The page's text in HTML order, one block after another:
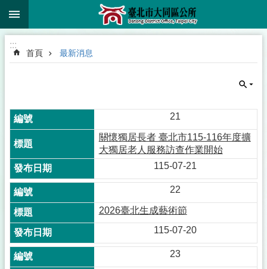
跳到主要內容區塊
:::
首頁 最新消息
21
關懷獨居長者 臺北市115-116年度擴
大獨居老人服務訪查作業開始
115-07-21
22
2026臺北生成藝術節
115-07-20
23